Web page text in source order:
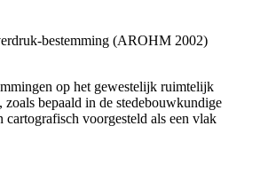
bestemming (AROHM 2002)
op het gewestelijk ruimtelijk
zoals bepaald in de stedebouwkundige
cartografisch voorgesteld als een vlak